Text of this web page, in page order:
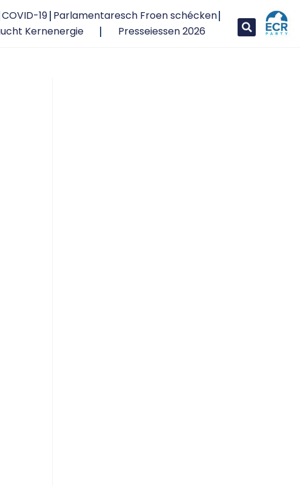
COVID-19 Parlamentaresch Froen schécken
Kernenergie Presseiessen 2026